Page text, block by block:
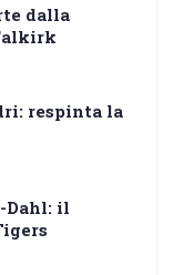
dalla
respinta la
Dahl: il